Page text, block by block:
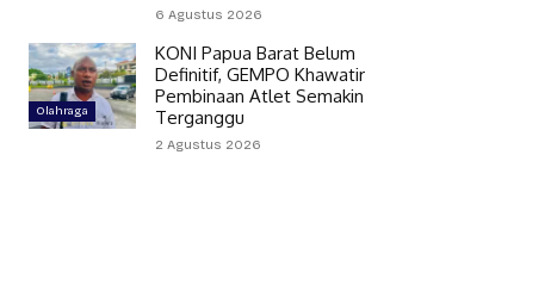
6 Agustus 2026
Olahraga
KONI Papua Barat Belum
Definitif, GEMPO Khawatir
Pembinaan Atlet Semakin
Terganggu
2 Agustus 2026